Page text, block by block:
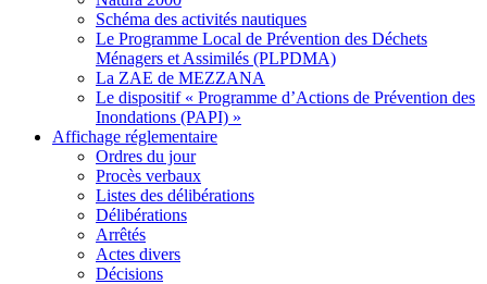
Schéma des activités nautiques
Le Programme Local de Prévention des Déchets
Ménagers et Assimilés (PLPDMA)
La ZAE de MEZZANA
Le dispositif « Programme d’Actions de Prévention des
Inondations (PAPI) »
Affichage réglementaire
Ordres du jour
Procès verbaux
Listes des délibérations
Délibérations
Arrêtés
Actes divers
Décisions